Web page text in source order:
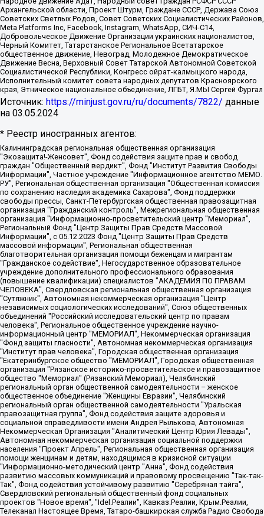
Архангельской области, Проект Штурм, Граждане СССР, Держава Союз
Советских Светлых Родов, Совет Советских Социалистических Районов,
Meta Platforms Inc, Facebook, Instagram, WhatsApp, СИЧ-С14,
Добровольческое Движение Организации украинских националистов,
Черный Комитет, Татарстанское Региональное Всетатарское
общественное движение, Невоград, Молодежное Демократическое
Движение Весна, Верховный Совет Татарской Автономной Советской
Социалистической Республики, Конгресс ойрат-калмыцкого народа,
Исполнительный комитет совета народных депутатов Красноярского
края, Этническое национальное объединение, ЛГБТ, Я.МЫ Сергей Фургал
Источник: https://minjust.gov.ru/ru/documents/7822/ данные
на 03.05.2024
* Реестр иностранных агентов:
Калининградская региональная общественная организация "Экозащита!-Женсовет", Фонд содействия защите прав и свобод граждан "Общественный вердикт", Фонд "Институт Развития Свободы Информации", Частное учреждение "Информационное агентство МЕМО. РУ", Региональная общественная организация "Общественная комиссия по сохранению наследия академика Сахарова", Фонд поддержки свободы прессы, Санкт-Петербургская общественная правозащитная организация "Гражданский контроль", Межрегиональная общественная организация "Информационно-просветительский центр "Мемориал", Региональный Фонд "Центр Защиты Прав Средств Массовой Информации", с 05.12.2023 Фонд "Центр Защиты Прав Средств массовой информации", Региональная общественная благотворительная организация помощи беженцам и мигрантам "Гражданское содействие", Негосударственное образовательное учреждение дополнительного профессионального образования (повышение квалификации) специалистов "АКАДЕМИЯ ПО ПРАВАМ ЧЕЛОВЕКА", Свердловская региональная общественная организация "Сутяжник", Автономная некоммерческая организация "Центр независимых социологических исследований", Союз общественных объединений "Российский исследовательский центр по правам человека", Региональное общественное учреждение научно-информационный центр "МЕМОРИАЛ", Некоммерческая организация "Фонд защиты гласности", Автономная некоммерческая организация "Институт прав человека", Городская общественная организация "Екатеринбургское общество "МЕМОРИАЛ", Городская общественная организация "Рязанское историко-просветительское и правозащитное общество "Мемориал" (Рязанский Мемориал), Челябинский региональный орган общественной самодеятельности – женское общественное объединение "Женщины Евразии", Челябинский региональный орган общественной самодеятельности "Уральская правозащитная группа", Фонд содействия защите здоровья и социальной справедливости имени Андрея Рылькова, Автономная Некоммерческая Организация "Аналитический Центр Юрия Левады", Автономная некоммерческая организация социальной поддержки населения "Проект Апрель", Региональная общественная организация помощи женщинам и детям, находящимся в кризисной ситуации "Информационно-методический центр "Анна", Фонд содействия развитию массовых коммуникаций и правовому просвещению "Так-так-Так", Фонд содействия устойчивому развитию "Серебряная тайга", Свердловский региональный общественный фонд социальных проектов "Новое время", "Idel.Реалии", Кавказ.Реалии, Крым.Реалии, Телеканал Настоящее Время, Татаро-башкирская служба Радио Свобода (Azatliq Radiosi), Радио Свободная Европа/Радио Свобода (PCE/PC), "Сибирь.Реалии", "Фактограф", Благотворительный фонд помощи осужденным и их семьям, Автономная некоммерческая организация "Институт глобализации и социальных движений", Фонд "В защиту прав заключенных", Частное учреждение "Центр поддержки и содействия развитию средств массовой информации", Пензенский региональный общественный благотворительный фонд "Гражданский союз", "Север.Реалии", Некоммерческая организация Фонд "Правовая инициатива", Общество с ограниченной ответственностью "Радио Свободная Европа/Радио Свобода", Чешское информационное агентство "MEDIUM-ORIENT", Красноярская региональная общественная организация "Мы против СПИДа", Камалягин Денис Николаевич, Маркелов Сергей Евгеньевич, Пономарев Лев Александрович, Савицкая Людмила Алексеевна, Автономная некоммерческая организация "Центр по работе с проблемой насилия "НАСИЛИЮ.НЕТ", Межрегиональный профессиональный союз работников здравоохранения "Альянс врачей", Юридическое лицо, зарегистрированное в Латвийской Республике, SIA "Medusa Project" (регистрационный номер 40103797863, дата регистрации 10.06.2014), Некоммерческая организация "Фонд по борьбе с коррупцией", Автономная некоммерческая организация "Институт права и публичной политики", Баданин Роман Сергеевич, Гликин Максим Александрович, Железнова Мария Михайловна, Лукьянова Юлия Сергеевна, Маетная Елизавета Витальевна, Маняхин Петр Борисович, Чуракова Ольга Владимировна, Ярош Юлия Петровна, Юридическое лицо "The Insider SIA", зарегистрированное в Риге, Латвийская Республика (дата регистрации 26.06.2015), являющееся администратором доменного имени интернет-издания "The Insider SIA", https://theins.ru, Постернак Алексей Евгеньевич, Рубин Михаил Аркадьевич, Анин Роман Александрович, Юридическое лицо Istories fonds, зарегистрированное в Латвийской Республике (регистрационный номер 50008295751, дата регистрации 24.02.2020), Великовский Дмитрий Александрович, Долинина Ирина Николаевна, Мароховская Алеся Алексеевна, Шлейнов Роман Юрьевич, Шмагун Олеся Валентиновна, Общество с ограниченной ответственностью "Альтаир 2021", Общество с ограниченной ответственностью "Вега 2021", Общество с ограниченной ответственностью "Главный редактор 2021", Общество с ограниченной ответственностью "Ромашки монолит", Важенков Артем Валерьевич, Ивановская областная общественная организация "Центр гендерных исследований", Гурман Юрий Альбертович, Медиапроект "ОВД-Инфо", Егоров Владимир Владимирович, Жилинский Владимир Александрович, Общество с ограниченной ответственностью "ЗП", Иванова София Юрьевна, Карезина Инна Павловна, Кильтау Екатерина Викторовна, Петров Алексей Викторович, Пискунов Сергей Евгеньевич, Смирнов Сергей Сергеевич, Тихонов Михаил Сергеевич, Общество с ограниченной ответственностью "ЖУРНАЛИСТ-ИНОСТРАННЫЙ АГЕНТ", Арапова Галина Юрьевна, Вольтская Татьяна Анатольевна, Американская компания "Mason G.E.S. Anonymous Foundation" (США), являющаяся владельцем интернет-издания https://mnews.world/, Компания "Stichting Bellingcat", зарегистрированная в Нидерландах (дата регистрации 11.07.2018), Захаров Андрей Вячеславович, Клепиковская Екатерина Дмитриевна, Общество с ограниченной ответственностью "МЕМО", Перл Роман Александрович, Симонов Евгений Алексеевич, Соловьева Елена Анатольевна, Сотников Даниил Владимирович, Сурначева Елизавета Дмитриевна, Автономная некоммерческая организация по защите прав человека и информированию населения "Якутия – Наше Мнение", Общество с ограниченной ответственностью "Москоу диджитал медиа", с 26.01.2023 Общество с ограниченной ответственностью "Чайка Белые сады", Ветошкина Валерия Валерьевна, Заговора Максим Александрович, Межрегиональное общественное движение "Российская ЛГБТ - сеть", Оленичев Максим Владимирович, Павлов Иван Юрьевич, Скворцова Елена Сергеевна, Общество с ограниченной ответственностью "Как бы инагент", Кочетков Игорь Викторович, Общество с ограниченной ответственностью "Честные выборы", Еланчик Олег Александрович, Общество с ограниченной ответственностью "Нобелевский призыв", Гималова Регина Эмилевна, Григорьев Андрей Валерьевич, Григорьева Алина Александровна, Ассоциация по содействию защите прав призывников, альтернативнослужащих и военнослужащих "Правозащитная группа "Гражданин.Армия.Право", Хисамова Регина Фаритовна, Автономная некоммерческая организация по реализации социально-правовых программ "Лилит", Дальневосточное общественное движение "Маяк", Санкт-Петербургская ЛГБТ-инициативная группа "Выход", Инициативная группа ЛГБТ+ "Реверс", Алексеев Андрей Викторович, Бекбулатова Таисия Львовна, Беляев Иван Михайлович, Владыкина Елена Сергеевна, Гельман Марат Александрович, Никульшина Вероника Юрьевна, Толоконникова Надежда Андреевна, Шендерович Виктор Анатольевич, Общество с ограниченной ответственностью "Данное сообщение", Общество с ограниченной ответственностью Издательский дом "Новая глава", Айнбиндер Александра Александровна, Московский комьюнити-центр для ЛГБТ+инициатив, Благотворительный фонд развития филантропии, Deutsche Welle (Германия, Kurt-Schumacher-Strasse 3, 53113 Bonn), Борзунова Мария Михайловна, Воробьев Виктор Викторович, Голубева Анна Львовна, Константинова Алла Михайловна, Малкова Ирина Владимировна, Мурадов Мурад Абдулгалимович, Осетинская Елизавета Николаевна, Понасенков Евгений Николаевич, Ганапольский Матвей Юрьевич, Киселев Евгений Алексеевич, Борухович Ирина Григорьевна, Дремин Иван Тимофеевич, Дубровский Дмитрий Викторович, Красноярская региональная общественная организация поддержки и развития альтернативных образовательных технологий и межкультурных коммуникаций "ИНТЕРРА", Маяковская Екатерина Алексеевна, Фейгин Марк Захарович, Филимонов Андрей Викторович, Дзугкоева Регина Николаевна, Доброхотов Роман Александрович, Дудь Юрий Александрович, Елкин Сергей Владимирович, Кругликов Кирилл Игоревич, Сабунаева Мария Леонидовна, Семенов Алексей Владимирович, Шаинян Карен Багратович, Шульман Екатерина Михайловна, Асафьев Артур Валерьевич, Вахштайн Виктор Семенович, Венедиктов Алексей Алексеевич, Лушникова Екатерина Евгеньевна, Волков Леонид Михайлович, Невзоров Александр Глебович, Пархоменко Сергей Борисович, Сироткин Ярослав Николаевич, Кара-Мурза Владимир Владимирович, Баранова Наталья Владимировна, Гозман Леонид Яковлевич, Кагарлицкий Борис Юльевич, Климарев Михаил Валерьевич, Милов Владимир Станиславович, Автономная некоммерческая организация Краснодарский центр современного искусства "Типография", Моргенштерн Алишер Тагирович, Соболь Любовь Эдуардовна, Общество с ограниченной ответственностью "ЛИЗА НОРМ", Каспаров Гарри Кимович, Ходорковский Михаил Борисович, Общество с ограниченной ответственностью "Апрельские тезисы", Данилович Ирина Брониславовна, Кашин Олег Владимирович, Петров Николай Владимирович, Пивоваров Алексей Владимирович, Соколов Михаил Владимирович, Цветкова Юлия Владимировна, Чичваркин Евгений Александрович, Комитет против пыток/Команда против пыток, Общество с ограниченной ответственностью "Первый научный", Общество с ограниченной ответственностью "Вертолет и ко", Белоцерковская Вероника Борисовна, Кац Максим Евгеньевич, Лазарева Татьяна Юрьевна, Шаведдинов Руслан Табризович, Яшин Илья Валерьевич, Общество с ограниченной ответственностью "Иноагент ААВ", Алешковский Дмитрий Петрович, Альбац Евгения Марковна, Быков Дмитрий Львович, Галямина Юлия Евгеньевна, Лойко Сергей Леонидович, Мартынов Кирилл Константинович, Медведев Сергей Александрович, Крашенинников Федор Геннадиевич, Гордеева Катерина Вл